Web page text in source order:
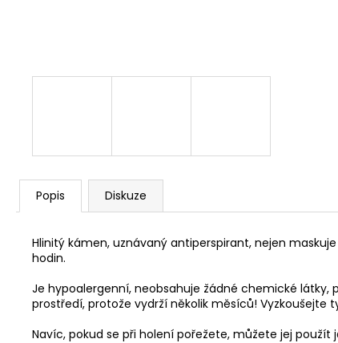
Popis Diskuze
Hlinitý kámen, uznávaný antiperspirant, nejen
hodin.
Je hypoalergenní, neobsahuje žádné chemické
prostředí, protože vydrží několik měsíců! Vyzkoušejte
Navíc, pokud se při holení pořežete, můžete jej použít